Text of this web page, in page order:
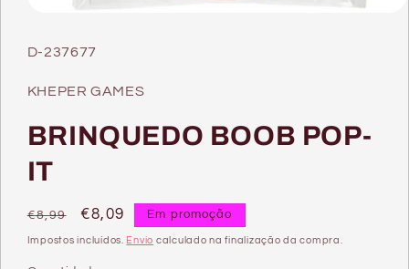
multimédia
1
modal
SKU:
D-237677
KHEPER GAMES
BRINQUEDO BOOB POP-
IT
Preço
normal
€8,99
Preço
de
€8,09 Em promoção
Impostos incluídos. Envio calculado na finalização da compra.